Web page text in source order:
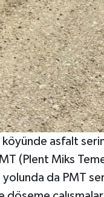
köyünde asfalt
(Plent Miks
da PMT